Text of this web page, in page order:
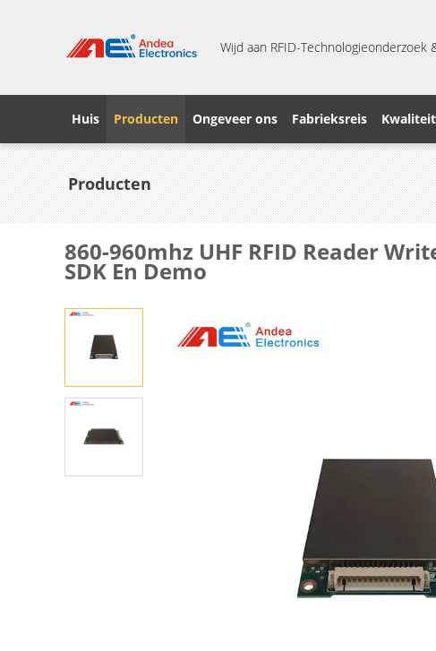
Wijd aan RFID-
Huis Producten Ongeveer ons Fabrieksreis
Producten
860-960mhz UHF RFID Reader
SDK En Demo